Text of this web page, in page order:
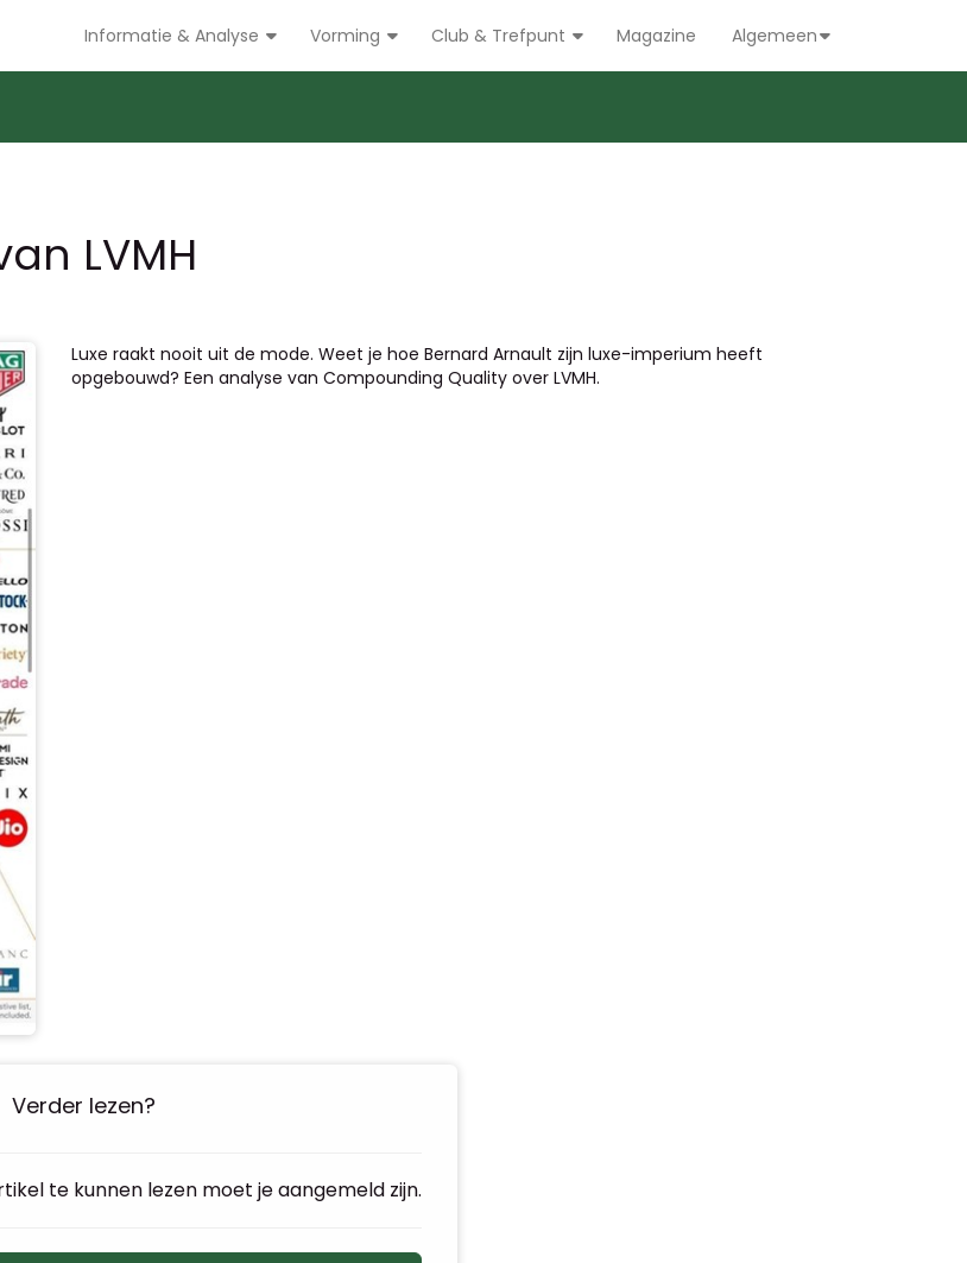
Informatie & Analyse Vorming Club & Trefpunt Magazine Algemeen
LVMH
Luxe raakt nooit uit de mode. Weet je hoe Bernard Arnault zijn luxe-imperium heeft
opgebouwd? Een analyse van Compounding Quality over LVMH.
Verder lezen?
te kunnen lezen moet je aangemeld zijn.